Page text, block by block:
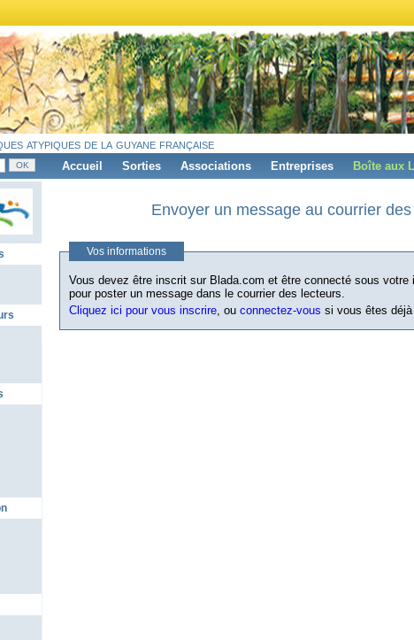
atypiques de la guyane française
Accueil Sorties Associations Entreprises Boîte aux
Envoyer un message au courrier
Vos informations
Vous devez être inscrit sur Blada.com et être connecté sous votre
pour poster un message dans le courrier des lecteurs.
Cliquez ici pour vous inscrire, ou connectez-vous si vous êtes